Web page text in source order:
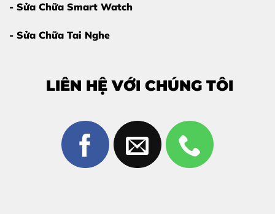
- Sửa Chữa Smart Watch
- Sửa Chữa Tai Nghe
LIÊN HỆ VỚI CHÚNG TÔI